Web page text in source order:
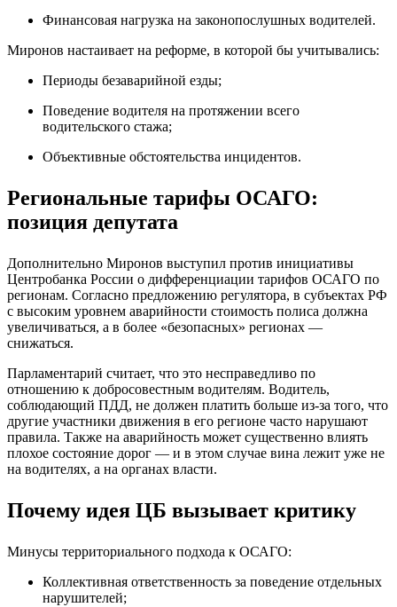
Финансовая нагрузка на законопослушных водителей.
Миронов настаивает на реформе, в которой бы учитывались:
Периоды безаварийной езды;
Поведение водителя на протяжении всего
водительского стажа;
Объективные обстоятельства инцидентов.
Региональные тарифы ОСАГО:
позиция депутата
Дополнительно Миронов выступил против инициативы
Центробанка России о дифференциации тарифов ОСАГО по
регионам. Согласно предложению регулятора, в субъектах РФ
с высоким уровнем аварийности стоимость полиса должна
увеличиваться, а в более «безопасных» регионах —
снижаться.
Парламентарий считает, что это несправедливо по
отношению к добросовестным водителям. Водитель,
соблюдающий ПДД, не должен платить больше из-за того, что
другие участники движения в его регионе часто нарушают
правила. Также на аварийность может существенно влиять
плохое состояние дорог — и в этом случае вина лежит уже не
на водителях, а на органах власти.
Почему идея ЦБ вызывает критику
Минусы территориального подхода к ОСАГО:
Коллективная ответственность за поведение отдельных
нарушителей;